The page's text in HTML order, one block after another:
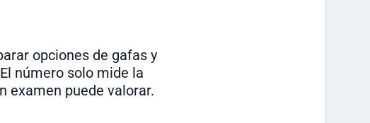
opciones de gafas y
número solo mide la
examen puede valorar.